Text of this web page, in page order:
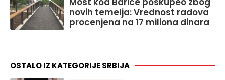
novih temelja: Vrednost radova
procenjena na 17 miliona dinara
OSTALO IZ KATEGORIJE SRBIJA